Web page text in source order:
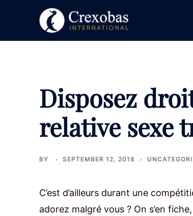
content
Disposez
relative sexe
BY SEPTEMBER 12, 2018
C’est d’ailleurs durant une
adorez malgré vous ? On s’en